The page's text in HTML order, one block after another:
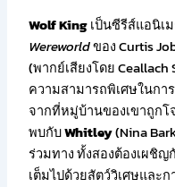
Wolf Kingเป็นซีรีส์แอนิเ
Wereworldของ Curtis
(พากย์เสียงโดย
ความสามารถพิเศษในกา
จากที่หมู่บ้านของเขาถูก
พบกับWhitley(Nina
ร่วมทาง ทั้งสองต้องเผชิ
เต็มไปด้วยสัตว์วิเศษและ